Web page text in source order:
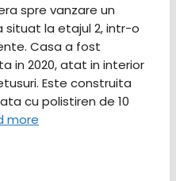
spre vanzare un
la etajul 2, intr-o
Casa a fost
in 2020, atat in interior
Este construita
cu polistiren de 10
more